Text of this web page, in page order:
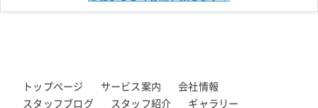
トップページ サービス案内
会社情報
スタッフブログ
スタッフ紹介
ギャラリー